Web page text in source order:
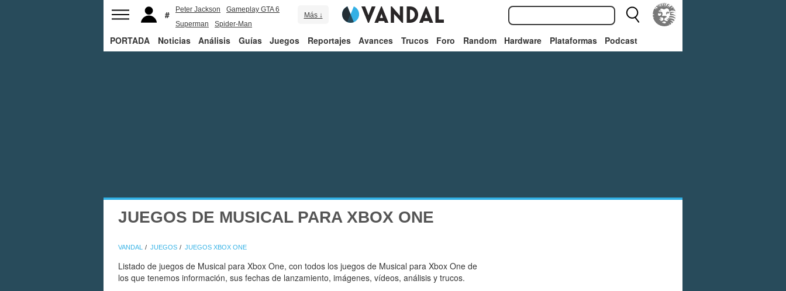
Peter Jackson
Gameplay GTA 6
Superman
Spider-Man
Más ↓
PORTADA Noticias Análisis Guías Juegos Reportajes Avances Trucos Foro Random Hardware Plataformas Podcast
JUEGOS DE MUSICAL PARA XBOX ONE
VANDAL JUEGOS JUEGOS XBOX ONE
Listado de juegos de Musical para Xbox One, con todos los juegos de Musical para Xbox One de
los que tenemos información, sus fechas de lanzamiento, imágenes, vídeos, análisis y trucos.